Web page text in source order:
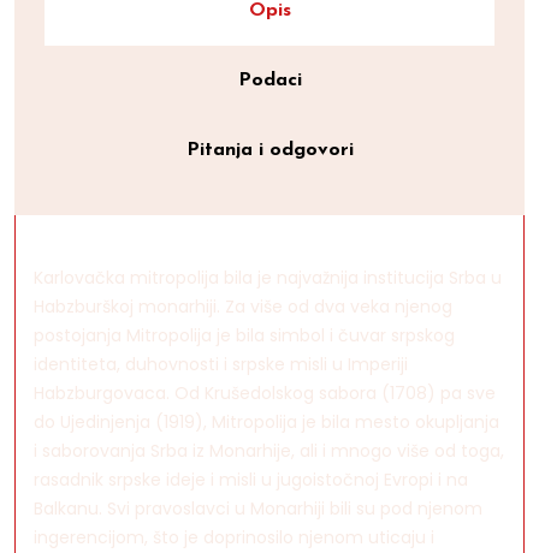
Opis
Podaci
Pitanja i odgovori
Karlovačka mitropolija bila je najvažnija institucija Srba u
Habzburškoj monarhiji. Za više od dva veka njenog
postojanja Mitropolija je bila simbol i čuvar srpskog
identiteta, duhovnosti i srpske misli u Imperiji
Habzburgovaca. Od Krušedolskog sabora (1708) pa sve
do Ujedinjenja (1919), Mitropolija je bila mesto okupljanja
i saborovanja Srba iz Monarhije, ali i mnogo više od toga,
rasadnik srpske ideje i misli u jugoistočnoj Evropi i na
Balkanu. Svi pravoslavci u Monarhiji bili su pod njenom
ingerencijom, što je doprinosilo njenom uticaju i